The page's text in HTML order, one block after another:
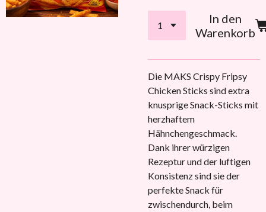
In den
Warenkorb
Die MAKS Crispy Fripsy
Chicken Sticks sind extra
knusprige Snack-Sticks mit
herzhaftem
Hähnchengeschmack.
Dank ihrer würzigen
Rezeptur und der luftigen
Konsistenz sind sie der
perfekte Snack für
zwischendurch, beim